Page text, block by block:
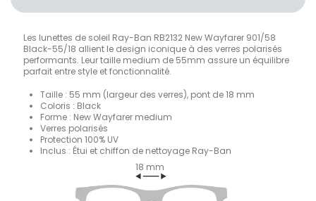
Les lunettes de soleil Ray-Ban RB2132 New Wayfarer 901/58
Black-55/18 allient le design iconique à des verres polarisés
performants. Leur taille medium de 55mm assure un équilibre
parfait entre style et fonctionnalité.
Taille : 55 mm (largeur des verres), pont de 18 mm
Coloris : Black
Forme : New Wayfarer medium
Verres polarisés
Protection 100% UV
Inclus : Étui et chiffon de nettoyage Ray-Ban
18 mm